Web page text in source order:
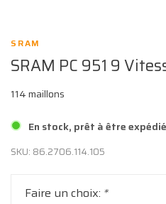
SRAM
SRAM PC 951 9
114 maillons
En stock, prêt à être
SKU: 86.2706.114.105
Faire un choix: *